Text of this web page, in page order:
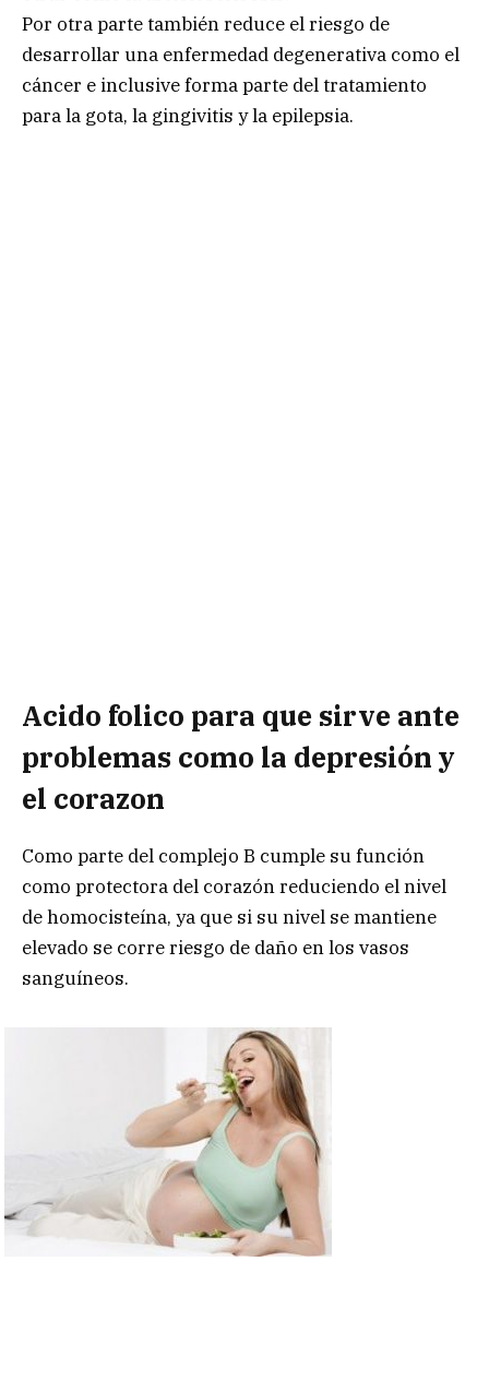
Por otra parte también reduce el riesgo de
desarrollar una enfermedad degenerativa como el
cáncer e inclusive forma parte del tratamiento
para la gota, la gingivitis y la epilepsia.
Acido folico para que sirve ante
problemas como la depresión y
el corazon
Como parte del complejo B cumple su función
como protectora del corazón reduciendo el nivel
de homocisteína, ya que si su nivel se mantiene
elevado se corre riesgo de daño en los vasos
sanguíneos.